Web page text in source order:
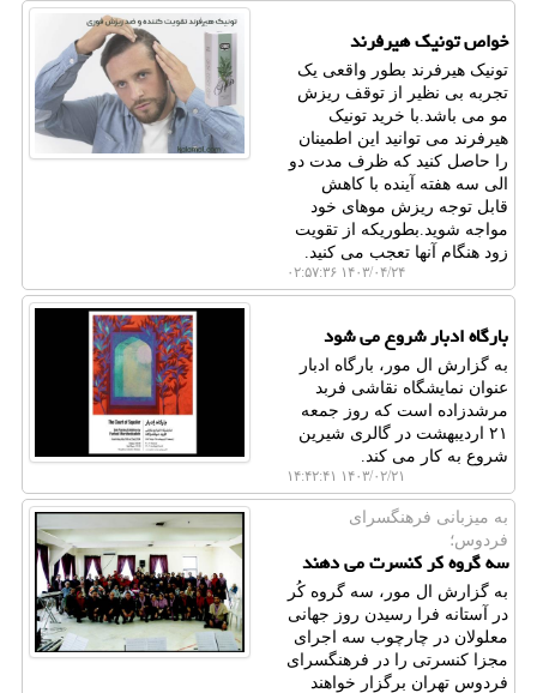
خواص تونیک هیرفرند
تونیک هیرفرند بطور واقعی یک
تجربه بی نظیر از توقف ریزش
مو می باشد.با خرید تونیک
هیرفرند می توانید این اطمینان
را حاصل کنید که ظرف مدت دو
الی سه هفته آینده با کاهش
قابل توجه ریزش موهای خود
مواجه شوید.بطوریکه از تقویت
زود هنگام آنها تعجب می کنید.
۱۴۰۳/۰۴/۲۴ ۰۲:۵۷:۳۶
بارگاه ادبار شروع می شود
به گزارش ال مور، بارگاه ادبار
عنوان نمایشگاه نقاشی فربد
مرشدزاده است که روز جمعه
۲۱ اردیبهشت در گالری شیرین
شروع به کار می کند.
۱۴۰۳/۰۲/۲۱ ۱۴:۴۲:۴۱
به میزبانی فرهنگسرای
فردوس؛
سه گروه کر کنسرت می دهند
به گزارش ال مور، سه گروه کُر
در آستانه فرا رسیدن روز جهانی
معلولان در چارچوب سه اجرای
مجزا کنسرتی را در فرهنگسرای
فردوس تهران برگزار خواهند